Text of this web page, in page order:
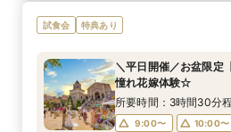
8/11(火)
【効率派必見】2時間
比較＆相談フェア
9:00〜
12:00〜
15:00〜
16:00〜
8/11(火)
組数限定【無料試食＆
見学*演出体験
9:00〜
12:00〜
15:00〜
16:00〜
8/11(火)
花嫁満足度◎《ドレス
ガーデン》和牛試食
9:00〜
12:00〜
15:00〜
16:00〜
8/11(火)
＼何も決まってなくて
1万×花嫁体験
9:00〜
12:00〜
15:00〜
16:00〜
8/11(火)
2件目以降に！気にな
き見学＆相談会
9:00〜
12:00〜
15:00〜
16:00〜
8/11(火)
【当館満足度No.1】最
ALL体験会
9:00〜
12:00〜
15:00〜
16:00〜
試食会 特典あり
＼平日開催／お盆限定
憧れ花嫁体験☆
所要時間：3時間30分
9:00〜
10:00〜